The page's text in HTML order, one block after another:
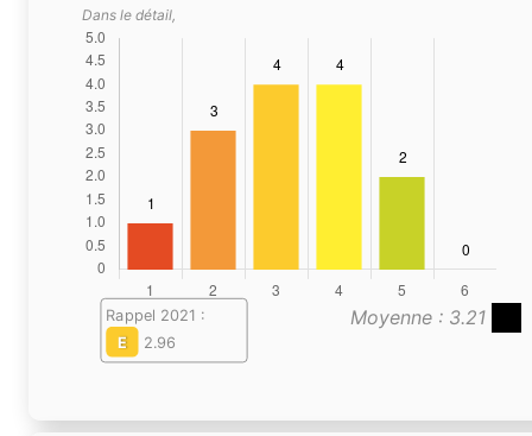
Dans le détail,
Moyenne : 3.21
Rappel 2021 :
E
2.96